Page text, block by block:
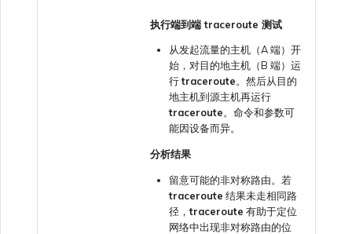
执行端到端 traceroute 测试
从发起流量的主机（A 端）开
始，对目的地主机（B 端）运
行traceroute。然后从目的
地主机到源主机再运行
traceroute。命令和参数可
能因设备而异。
分析结果
留意可能的非对称路由。若
traceroute 结果未走相同路
径，traceroute 有助于定位
网络中出现非对称路由的位